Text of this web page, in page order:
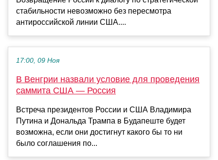
стабильности невозможно без пересмотра
антироссийской линии США....
17:00, 09 Ноя
В Венгрии назвали условие для проведения
саммита США — Россия
Встреча президентов России и США Владимира
Путина и Дональда Трампа в Будапеште будет
возможна, если они достигнут какого бы то ни
было соглашения по...